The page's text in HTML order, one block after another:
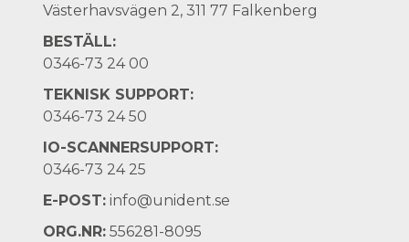
Västerhavsvägen 2, 311 77 Falkenberg
BESTÄLL:
0346-73 24 00
TEKNISK SUPPORT:
0346-73 24 50
IO-SCANNERSUPPORT:
0346-73 24 25
E-POST: info@unident.se
ORG.NR: 556281-8095